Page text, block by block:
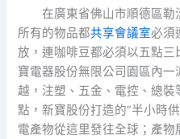
在廣東省佛山市順德區勒
所有的物品都共享會議室必須
放，連咖啡豆都必須以五點
寶電器股份無限公司園區內
越，注塑、五金、電控、總
點，新寶股份打造的“半小時
電產物從這里發往全球；產